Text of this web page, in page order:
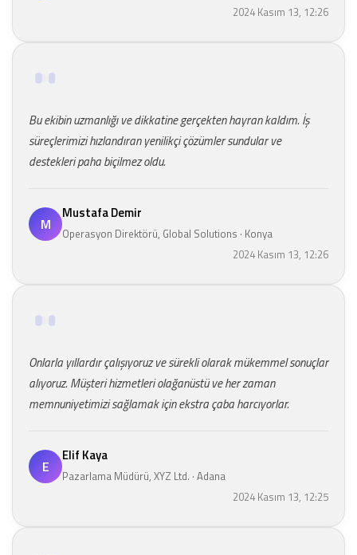
2024 Kasım 13, 12:26
Bu ekibin uzmanlığı ve dikkatine gerçekten hayran kaldım. İş
süreçlerimizi hızlandıran yenilikçi çözümler sundular ve
destekleri paha biçilmez oldu.
M
Mustafa Demir
Operasyon Direktörü, Global Solutions · Konya
2024 Kasım 13, 12:26
Onlarla yıllardır çalışıyoruz ve sürekli olarak mükemmel sonuçlar
alıyoruz. Müşteri hizmetleri olağanüstü ve her zaman
memnuniyetimizi sağlamak için ekstra çaba harcıyorlar.
E
Elif Kaya
Pazarlama Müdürü, XYZ Ltd. · Adana
2024 Kasım 13, 12:25